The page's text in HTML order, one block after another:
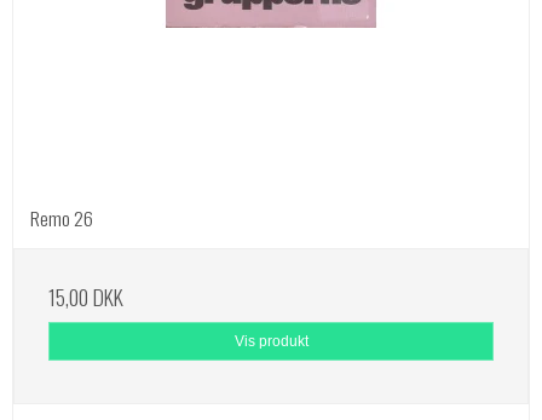
Remo 26
15,00 DKK
Vis produkt